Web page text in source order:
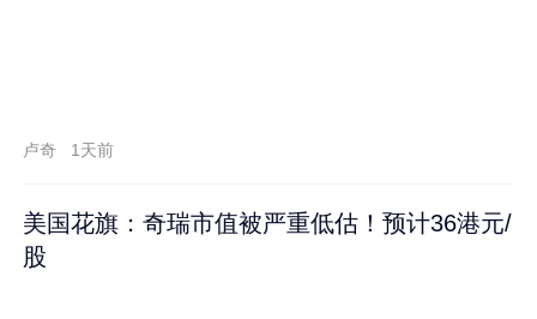
卢奇 1天前
美国花旗：奇瑞市值被严重低估！预计36港元/
股